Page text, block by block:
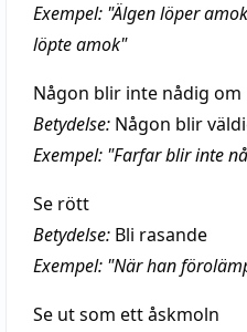
Exempel: "Älgen löper
löpte amok"
Någon blir inte nådig om
Betydelse: Någon blir
Exempel: "Farfar blir inte
Se rött
Betydelse: Bli rasande
Exempel: "När han
Se ut som ett åskmoln